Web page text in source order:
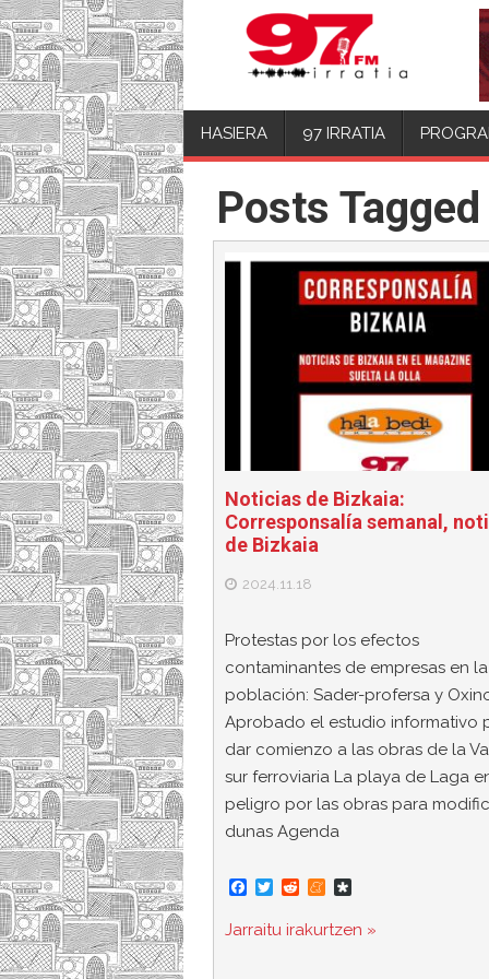
HASIERA 97 IRRATIA
Posts
Noticias de Bizkaia:
Corresponsalía semanal,
de Bizkaia
2024.11.18
Protestas por los efectos
contaminantes de empresas en la
población: Sader-profersa y
Aprobado el estudio informativo
dar comienzo a las obras de la
sur ferroviaria La playa de Laga
peligro por las obras para
dunas Agenda
F
c
e
T
i
t
R
d
d
M
n
e
a
s
Jarraitu irakurtzen »